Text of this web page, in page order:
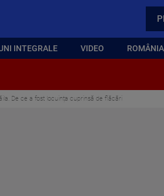
INTEGRALE VIDEO
De ce a fost locuința cuprinsă de flăcări